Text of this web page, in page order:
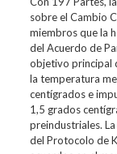
sobre el Cambio
miembros que la
del Acuerdo de
objetivo principal
la temperatura
centígrados e
1,5 grados
preindustriales.
del Protocolo de